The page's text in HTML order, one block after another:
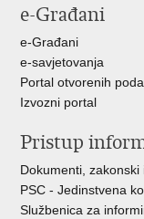
FacebookuTwitteru
e-Građani
e-Građani
e-savjetovanja
Portal otvorenih
Izvozni portal
Pristup
Dokumenti,
PSC - Jedinstvena
Službenica za